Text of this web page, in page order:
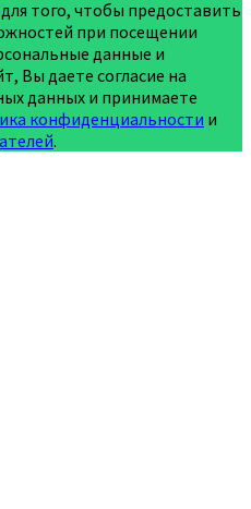
для того, чтобы предоставить
при посещении
данные и
Вы даете согласие на
данных и принимаете
конфиденциальности и
.